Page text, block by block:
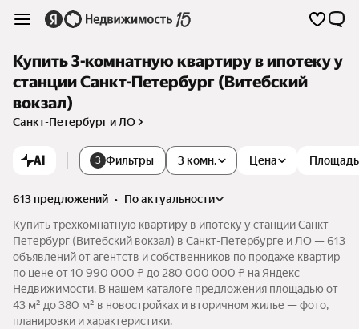
Купить 3-комнатную квартиру в ипотеку у
станции Санкт-Петербург (Витебский
вокзал)
Санкт-Петербург и ЛО
AI 3 Фильтры 3 комн. Цена Площадь
613 предложений •
по актуальности
Купить трехкомнатную квартиру в ипотеку у станции Санкт-
Петербург (Витебский вокзал) в Санкт-Петербурге и ЛО — 613
объявлений от агентств и собственников по продаже квартир
по цене от 10 990 000 ₽ до 280 000 000 ₽ на Яндекс
Недвижимости. В нашем каталоге предложения площадью от
43 м² до 380 м² в новостройках и вторичном жилье — фото,
планировки и характеристики.